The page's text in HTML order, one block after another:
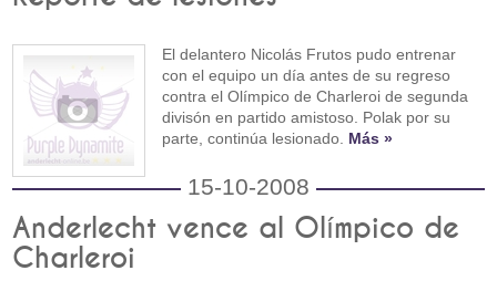
El delantero Nicolás Frutos pudo entrenar
con el equipo un día antes de su regreso
contra el Olímpico de Charleroi de segunda
divisón en partido amistoso. Polak por su
parte, continúa lesionado. Más »
15-10-2008
Anderlecht vence al Olímpico de
Charleroi